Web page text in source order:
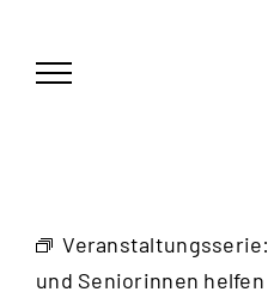
springen
Veranstaltungsserie:
und Seniorinnen helfen